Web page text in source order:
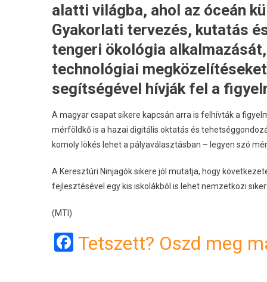
alatti világba, ahol az óceán
Gyakorlati tervezés, kutatás
tengeri ökológia
technológiai
segítségével hívják fel a
A magyar csapat sikere kapcsán arra is felhívták a
mérföldkő is a hazai digitális oktatás és
komoly lökés lehet a pályaválasztásban – legyen szó
A Keresztúri Ninjagók sikere jól mutatja, hogy
fejlesztésével egy kis iskolákból is lehet nemzetközi
(MTI)
Facebook
Tetszett? Oszd meg